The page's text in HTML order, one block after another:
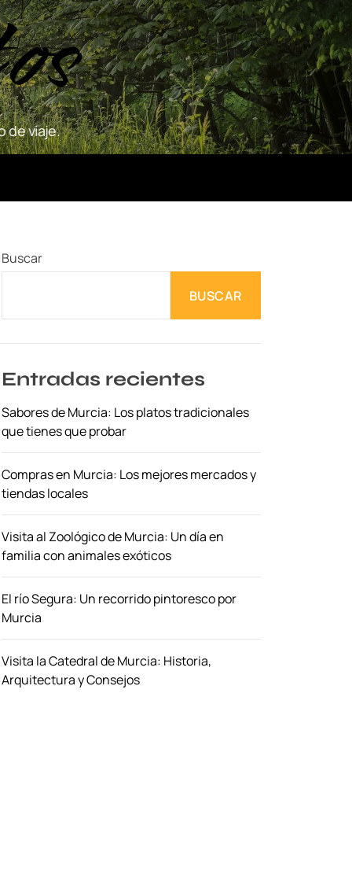
de viaje.
Buscar
BUSCAR
Entradas recientes
Sabores de Murcia: Los platos tradicionales
que tienes que probar
Compras en Murcia: Los mejores mercados y
tiendas locales
Visita al Zoológico de Murcia: Un día en
familia con animales exóticos
El río Segura: Un recorrido pintoresco por
Murcia
Visita la Catedral de Murcia: Historia,
Arquitectura y Consejos